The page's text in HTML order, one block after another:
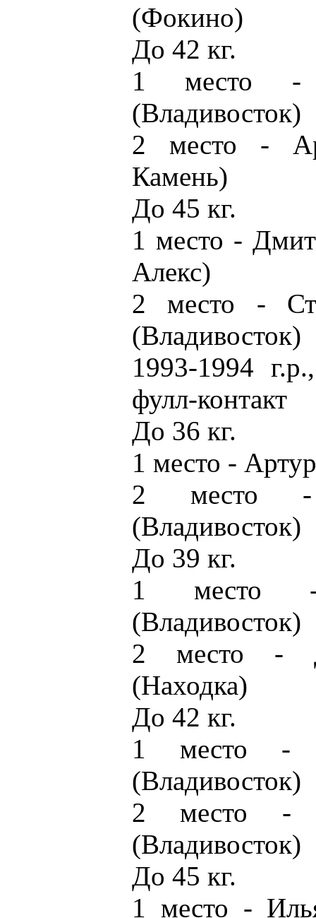
(Фокино)
До 42 кг.
1 место -
(Владивосток)
2 место -
Камень)
До 45 кг.
1 место -
Алекс)
2 место -
(Владивосток)
1993-1994
фулл-контакт
До 36 кг.
1 место -
2 место -
(Владивосток)
До 39 кг.
1 место -
(Владивосток)
2 место -
(Находка)
До 42 кг.
1 место -
(Владивосток)
2 место -
(Владивосток)
До 45 кг.
1 место -